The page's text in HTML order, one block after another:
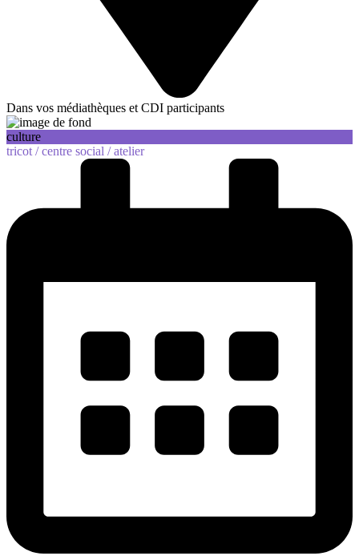
Dans vos médiathèques et CDI participants
culture
tricot /centre social /atelier